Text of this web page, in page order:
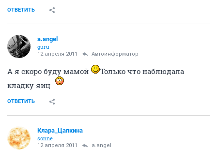
ОТВЕТИТЬ
a.angel
guru
12 апреля 2011 Автоинформатор
А я скоро буду мамой
Только что наблюдала
кладку яиц
ОТВЕТИТЬ
Клара_Цапкина
sonne
12 апреля 2011 a.angel